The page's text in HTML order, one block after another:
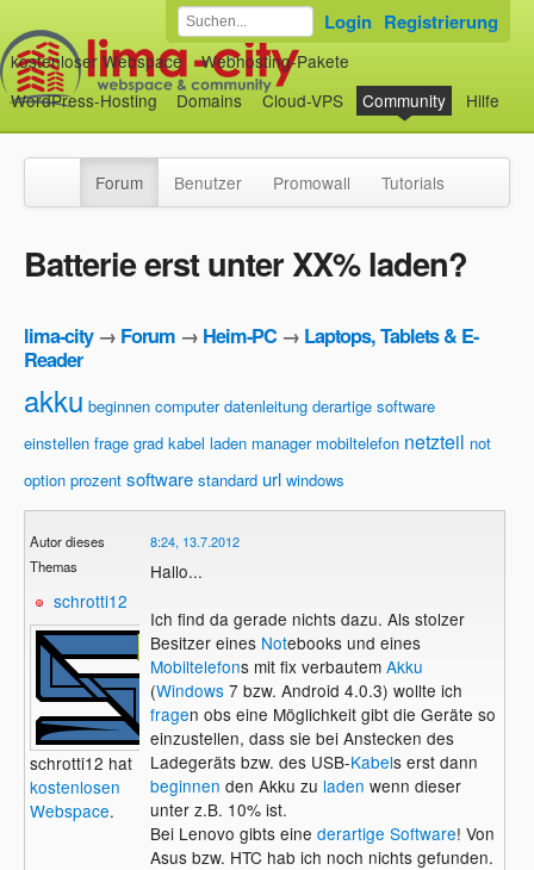
kostenloser Webspace
Webhosting-Pakete
WordPress-Hosting
Domains Cloud-VPS Community Hilfe
Login Registrierung
Forum Benutzer Promowall Tutorials
Batterie erst unter XX% laden?
lima-city→ Forum → Heim-PC → Laptops, Tablets & E-
Reader
akku beginnen computer datenleitung derartige software
einstellen frage grad kabel laden manager mobiltelefon netzteil not
option prozent software standard url windows
Autor dieses
Themas
schrotti12
schrotti12 hat
kostenlosen
Webspace.
8:24, 13.7.2012
Hallo...
Ich find da gerade nichts dazu. Als stolzer
Besitzer eines Notebooks und eines
Mobiltelefons mit fix verbautem Akku
(Windows7 bzw. Android 4.0.3) wollte ich
fragen obs eine Möglichkeit gibt die Geräte so
einzustellen, dass sie bei Anstecken des
Ladegeräts bzw. des USB-Kabels erst dann
beginnen den Akku zu laden wenn dieser
unter z.B. 10% ist.
Bei Lenovo gibts eine derartige Software! Von
Asus bzw. HTC hab ich noch nichts gefunden.